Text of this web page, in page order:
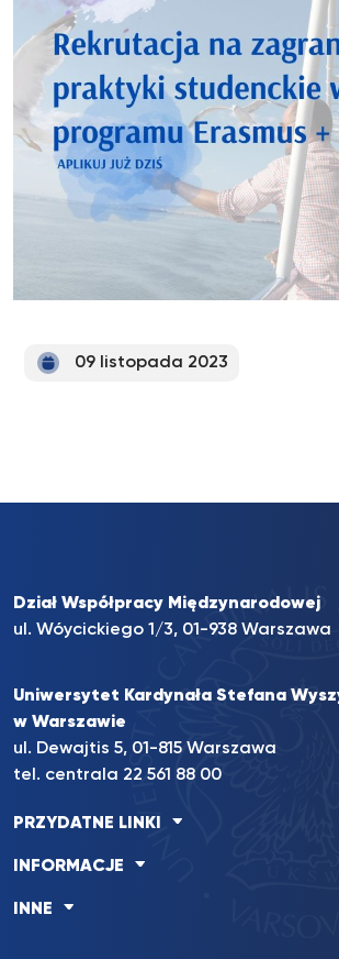
09 listopada 2023
Dział Współpracy Międzynarodowej
ul. Wóycickiego 1/3, 01-938 Warszawa
Uniwersytet Kardynała Stefana
w Warszawie
ul. Dewajtis 5, 01-815 Warszawa
tel. centrala 22 561 88 00
PRZYDATNE LINKI
INFORMACJE
INNE